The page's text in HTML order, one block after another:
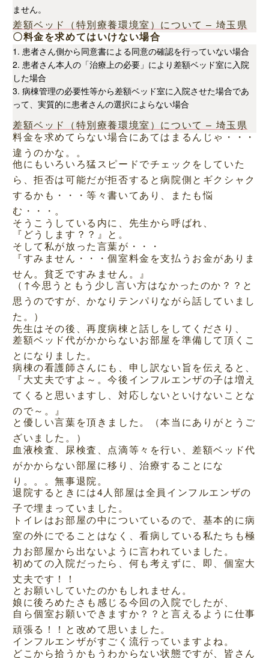
ません。
差額ベッド（特別療養環境室）について – 埼玉県
〇料金を求めてはいけない場合
1. 患者さん側から同意書による同意の確認を行っていない場合
2. 患者さん本人の「治療上の必要」により差額ベッド室に入院
した場合
3. 病棟管理の必要性等から差額ベッド室に入院させた場合であ
って、実質的に患者さんの選択によらない場合
差額ベッド（特別療養環境室）について – 埼玉県
料金を求めてらない場合にあてはまるんじゃ・・・
違うのかな。。
他にもいろいろ猛スピードでチェックをしていた
ら、拒否は可能だが拒否すると病院側とギクシャク
するかも・・・等々書いてあり、またも悩
む・・・。
そうこうしている内に、先生から呼ばれ、
『どうします？？』と。
そして私が放った言葉が・・・
『すみません・・・個室料金を支払うお金がありま
せん。貧乏ですみません。』
（↑今思うともう少し言い方はなかったのか？？と
思うのですが、かなりテンパりながら話していまし
た。）
先生はその後、再度病棟と話しをしてくださり、
差額ベッド代がかからないお部屋を準備して頂くこ
とになりました。
病棟の看護師さんにも、申し訳ない旨を伝えると、
『大丈夫ですよ～。今後インフルエンザの子は増え
てくると思いますし、対応しないといけないことな
ので～。』
と優しい言葉を頂きました。（本当にありがとうご
ざいました。）
血液検査、尿検査、点滴等々を行い、差額ベッド代
がかからない部屋に移り、治療することにな
り。。。無事退院。
退院するときには4人部屋は全員インフルエンザの
子で埋まっていました。
トイレはお部屋の中についているので、基本的に病
室の外にでることはなく、看病している私たちも極
力お部屋から出ないように言われていました。
初めての入院だったら、何も考えずに、即、個室大
丈夫です！！
とお願いしていたのかもしれません。
娘に後ろめたさも感じる今回の入院でしたが、
自ら個室お願いできますか？？と言えるように仕事
頑張る！！と改めて思いました。
インフルエンザがすごく流行っていますよね。
どこから拾うかもうわからない状態ですが、皆さん